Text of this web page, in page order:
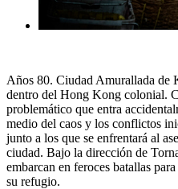
Años 80. Ciudad Amurallada de
dentro del Hong Kong colonial.
problemático que entra
medio del caos y los conflictos
junto a los que se enfrentará al
ciudad. Bajo la dirección de
embarcan en feroces batallas
su refugio.